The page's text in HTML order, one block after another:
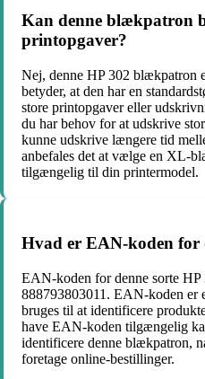
Kan denne blækpatron
printopgaver?
Nej, denne HP 302
betyder, at den har en
store printopgaver eller
du har behov for at udskrive
kunne udskrive længere tid
anbefales det at vælge en XL-
tilgængelig til din printermodel.
Hvad er EAN-koden
EAN-koden for denne sorte
888793803011. EAN-koden er
bruges til at identificere
have EAN-koden tilgængelig
identificere denne blækpatron,
foretage online-bestillinger.